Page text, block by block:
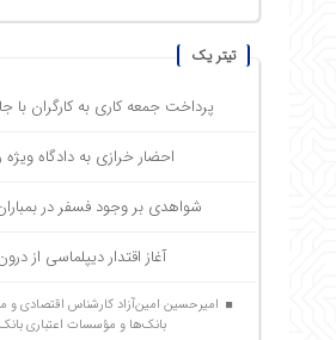
تیتر یک
پرداخت جمعه کاری به کارگران با
احضار خرازی به دادگاه
شواهدی بر وجود فسفر در
آغاز اقتدار دیپلماسی از
امیرحسین امین‌آزاد کارشناس اقتصادی و
بانک‌ها و مؤسسات اعتباری